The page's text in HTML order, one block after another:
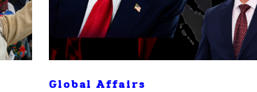
Global Affairs